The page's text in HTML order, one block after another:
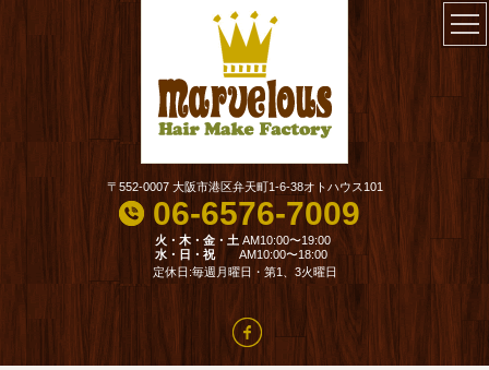
〒552-0007 大阪市港区弁天町1-6-38オトハウス101
06-6576-7009
火・木・金・土 AM10:00〜19:00
水・日・祝
AM10:00〜18:00
定休日:毎週月曜日・第1、3火曜日